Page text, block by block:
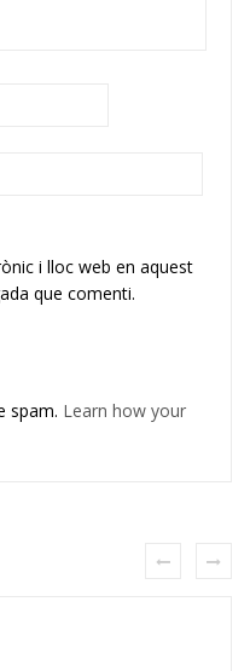
i lloc web en aquest
que comenti.
spam. Learn how your